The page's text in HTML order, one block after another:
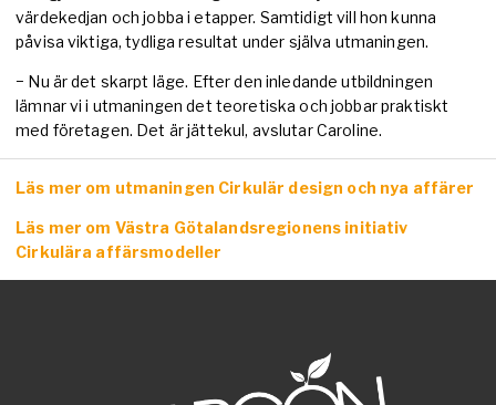
värdekedjan och jobba i etapper. Samtidigt vill hon kunna
påvisa viktiga, tydliga resultat under själva utmaningen.
− Nu är det skarpt läge. Efter den inledande utbildningen
lämnar vi i utmaningen det teoretiska och jobbar praktiskt
med företagen. Det är jättekul, avslutar Caroline.
Läs mer om utmaningen Cirkulär design och nya affärer
Läs mer om Västra Götalandsregionens initiativ
Cirkulära affärsmodeller